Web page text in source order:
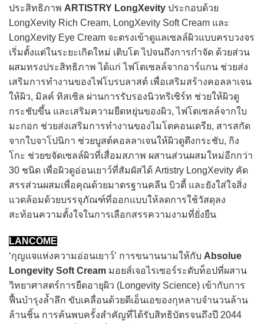
ประสิทธิภาพ ARTISTRY LongXevity ประกอบด้วย
LongXevity Rich Cream, LongXevity Soft Cream และ
LongXevity Eye Cream จะตรงเข้าดูแลเซลล์ผิวแบบครบวงจร
เริ่มตั้งแต่ในระยะเกิดใหม่ เติบโต ไปจนถึงการกำจัด ด้วยส่วน
ผสมทรงประสิทธิภาพ ได้แก่ ไฟโตเซลล์จากอาร์แกน ช่วยส่ง
เสริมการทำงานของไฟโบรบลาสต์ เพื่อเสริมสร้างคอลลาเจน
ให้ผิว, มิลค์ ทิสเซิล ผ่านการรับรองนิวทริเซิร์ท ช่วยให้ผิวดู
กระชับขึ้น และเสริมความยืดหยุ่นของผิว, ไฟโตเซลล์จากใบ
มะกอก ช่วยส่งเสริมการทำงานของไมโตคอนเดรีย, สารสกัด
จากใบจาโปนิกา ช่วยบูสต์คอลลาเจนให้ผิวดูตึงกระชับ, กิง
โกะ ช่วยขจัดเซลล์ผิวที่เสื่อมสภาพ ผสานส่วนผสมใหม่อีกกว่า
30 ชนิด เพื่อผิวดูอ่อนเยาว์ที่สัมผัสได้ Artistry LongXevity คัด
สรรส่วนผสมเพื่อคุณด้วยมาตรฐานคลีน บิวตี้ และยังใส่ใจสิ่ง
แวดล้อมด้วยบรรจุภัณฑ์ที่ออกแบบให้ลดการใช้วัสดุลง
สะท้อนความตั้งใจในการเลือกสรรความงามที่ยั่งยืน
LANCÔME
‘กุญแจแห่งความอ่อนเยาว์’ การขนานนามให้กับ Absolue
Longevity Soft Cream มอยส์เจอไรเซอร์ระดับท็อปที่ผสาน
วิทยาศาสตร์การยืดอายุผิว (Longevity Science) เข้ากับการ
ฟื้นบำรุงล้ำลึก ขับเคลื่อนด้วยดีเอ็นเอของกุหลาบจำนวนล้าน
ล้านชิ้น การค้นพบครั้งสำคัญที่ได้รับสิทธิบัตรจนถึงปี 2044